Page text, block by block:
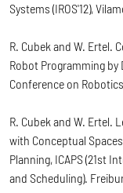
Systems (IROS'12),
R. Cubek and W. Ertel.
Robot Programming by
Conference on
R. Cubek and W. Ertel.
with Conceptual
Planning, ICAPS (21st
and Scheduling).